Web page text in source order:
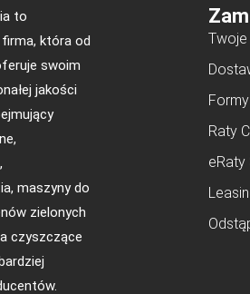
to
która od
swoim
jakości
maszyny do
zielonych
czyszczące
Raty
eRaty